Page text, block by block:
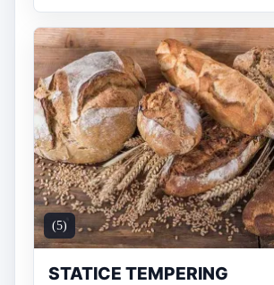
(5)
STATICE TEMPERING